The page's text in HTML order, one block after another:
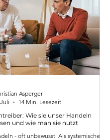
Wie sie unser Handeln
und wie man sie nutzt
- oft unbewusst. Als systemischer
Asperger
14 Min. Lesezeit